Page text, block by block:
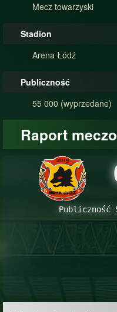
Mecz towarzyski
Stadion
Arena Łódź
Publiczność
55 000 (wyprzedane)
Raport
Publiczność